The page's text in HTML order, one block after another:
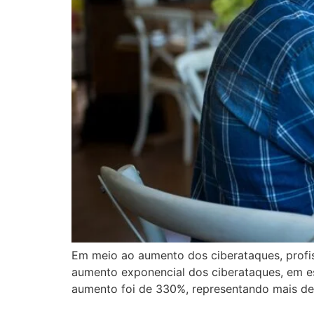
Em meio ao aumento dos ciberataques,
aumento exponencial dos ciberataques, em
aumento foi de 330%, representando mais